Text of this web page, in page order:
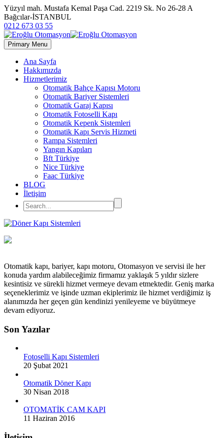
Yüzyıl mah. Mustafa Kemal Paşa Cad. 2219 Sk. No 26-28 A
Bağcılar-İSTANBUL
0212 673 03 55
Primary Menu
Ana Sayfa
Hakkımızda
Hizmetlerimiz
Otomatik Bahçe Kapısı Motoru
Otomatik Bariyer Sistemleri
Otomatik Garaj Kapısı
Otomatik Fotoselli Kapı
Otomatik Kepenk Sistemleri
Otomatik Kapı Servis Hizmeti
Rampa Sistemleri
Yangın Kapıları
Bft Türkiye
Nice Türkiye
Faac Türkiye
BLOG
İletişim
Otomatik kapı, bariyer, kapı motoru, Otomasyon ve servisi ile her
konuda yardım alabileceğimiz firmamız yaklaşık 5 yıldır sizlere
kesintisiz ve sürekli hizmet vermeye devam etmektedir. Geniş marka
seçeneklerimiz ve işinde uzman ekiplerimiz ile hizmet verdiğimiz iş
alanımızda her geçen gün kendinizi yenileyeme ve büyütmeye
devam ediyoruz.
Son Yazılar
Fotoselli Kapı Sistemleri
20 Şubat 2021
Otomatik Döner Kapı
30 Nisan 2018
OTOMATİK CAM KAPI
11 Haziran 2016